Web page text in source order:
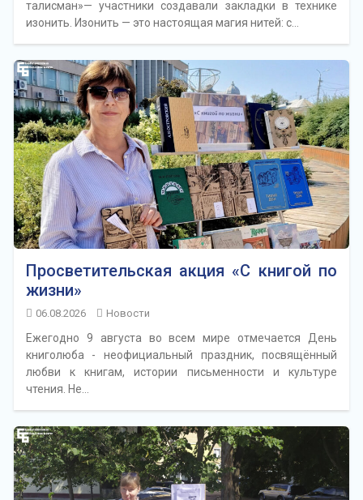
талисман»— участники создавали закладки в технике
изонить. Изонить — это настоящая магия нитей: с…
Просветительская акция «С книгой по
жизни»
06.08.2026 Новости
Ежегодно 9 августа во всем мире отмечается День
книголюба - неофициальный праздник, посвящённый
любви к книгам, истории письменности и культуре
чтения. Не…